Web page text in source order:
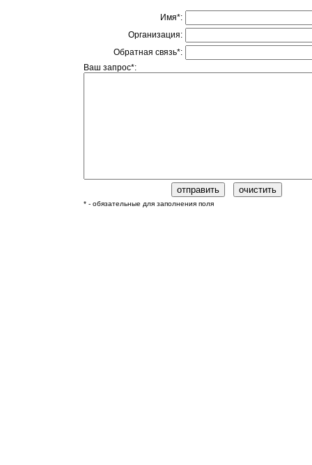
Имя*:
Организация:
Обратная связь*:
Ваш запрос*:
* - обязательные для заполнения поля